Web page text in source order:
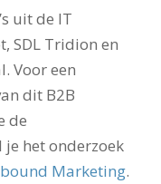
uit de IT
SDL Tridion en
Voor een
dit B2B
de
het onderzoek
Marketing.